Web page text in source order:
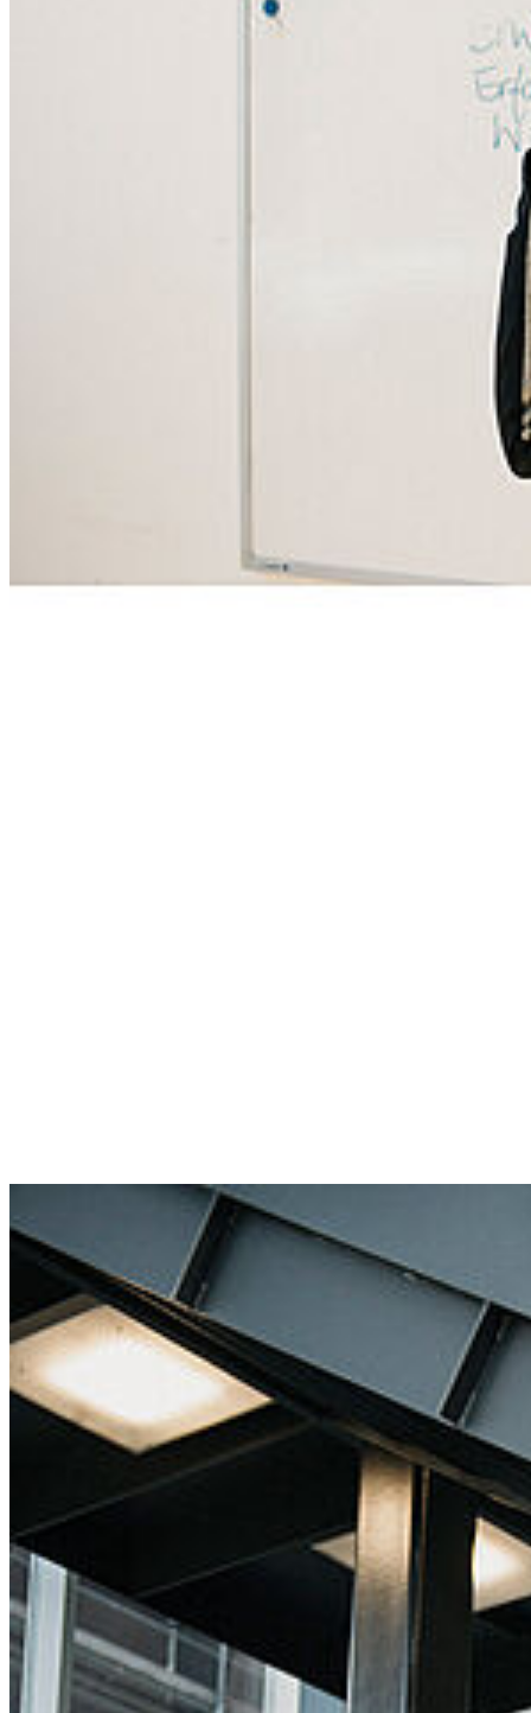
Go to slide 2
Go to slide 3
Go to slide 4
Go to slide 5
Go to slide 7
Go to slide 8
Go to slide 9
Facebook
YouTube
Mastodon
Bluesky
Uniapp